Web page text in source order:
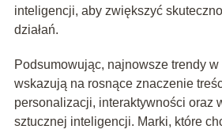
inteligencji, aby zwiększyć
działań.
Podsumowując, najnowsze trendy
wskazują na rosnące znaczenie
personalizacji, interaktywności oraz
sztucznej inteligencji. Marki, które